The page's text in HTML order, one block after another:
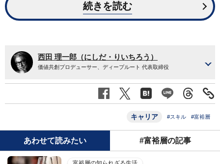
続きを読む
西田 理一郎（にしだ・りいちろう）
価値共創プロデューサー、ディープルート 代表取締役
キャリア #スキル #富裕層
あわせて読みたい #富裕層の記事